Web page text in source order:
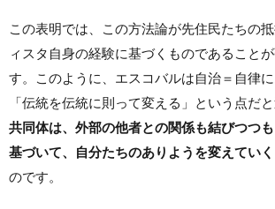
この表明では、この方法論が先住民たちの
ィスタ自身の経験に基づくものであること
す。このように、エスコバルは自治＝自律
「伝統を伝統に則って変える」という点だと
共同体は、外部の他者との関係も結びつつ
基づいて、自分たちのありようを変えていく
のです。